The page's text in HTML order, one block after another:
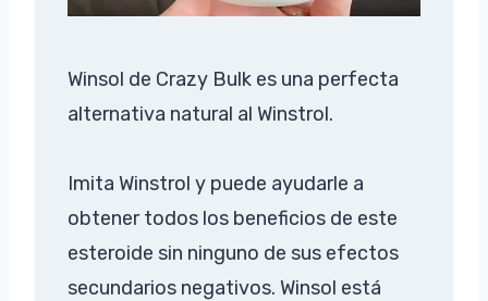
Winsol de Crazy Bulk es una perfecta
alternativa natural al Winstrol.
Imita Winstrol y puede ayudarle a
obtener todos los beneficios de este
esteroide sin ninguno de sus efectos
secundarios negativos. Winsol está